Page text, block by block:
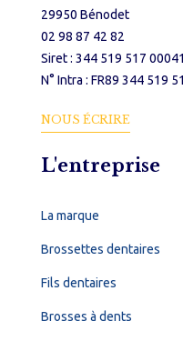
29950 Bénodet
02 98 87 42 82
Siret : 344 519 517 00041
N° Intra : FR89 344 519
NOUS ÉCRIRE
L'entreprise
La marque
Brossettes dentaires
Fils dentaires
Brosses à dents